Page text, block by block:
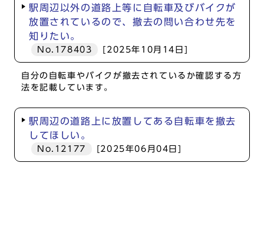
駅周辺以外の道路上等に自転車及びバイクが
放置されているので、撤去の問い合わせ先を
知りたい。
No.178403 [2025年10月14日]
自分の自転車やバイクが撤去されているか確認する方
法を記載しています。
駅周辺の道路上に放置してある自転車を撤去
してほしい。
No.12177 [2025年06月04日]